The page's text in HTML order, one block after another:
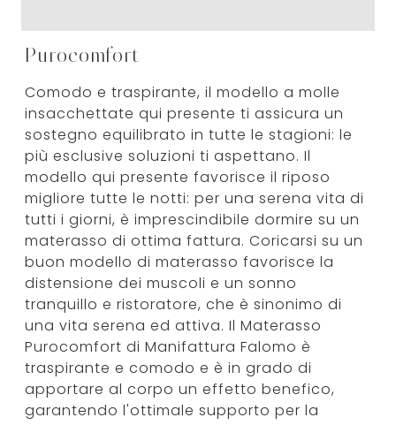
Purocomfort
Comodo e traspirante, il modello a molle
insacchettate qui presente ti assicura un
sostegno equilibrato in tutte le stagioni: le
più esclusive soluzioni ti aspettano. Il
modello qui presente favorisce il riposo
migliore tutte le notti: per una serena vita di
tutti i giorni, è imprescindibile dormire su un
materasso di ottima fattura. Coricarsi su un
buon modello di materasso favorisce la
distensione dei muscoli e un sonno
tranquillo e ristoratore, che è sinonimo di
una vita serena ed attiva. Il Materasso
Purocomfort di Manifattura Falomo è
traspirante e comodo e è in grado di
apportare al corpo un effetto benefico,
garantendo l'ottimale supporto per la